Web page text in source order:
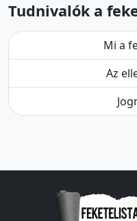
Tudnivalók a
Mi a
Az